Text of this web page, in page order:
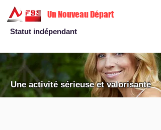
Un Nouveau Départ
Statut indépendant
Une activité sérieuse et valorisante